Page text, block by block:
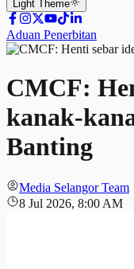
Light Theme
Aduan Penerbitan
CMCF:
kanak-
Banting
Media Selangor Team
8 Jul 2026, 8:00 AM